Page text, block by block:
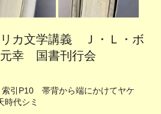
カ文学講義 Ｊ・Ｌ・ボ
幸 国書刊行会
引P10 帯背から端にかけてヤケ
代シミ